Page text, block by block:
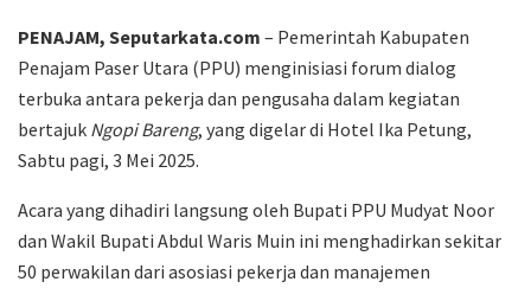
PENAJAM, Seputarkata.com – Pemerintah Kabupaten
Penajam Paser Utara (PPU) menginisiasi forum dialog
terbuka antara pekerja dan pengusaha dalam kegiatan
bertajuk Ngopi Bareng, yang digelar di Hotel Ika Petung,
Sabtu pagi, 3 Mei 2025.
Acara yang dihadiri langsung oleh Bupati PPU Mudyat Noor
dan Wakil Bupati Abdul Waris Muin ini menghadirkan sekitar
50 perwakilan dari asosiasi pekerja dan manajemen